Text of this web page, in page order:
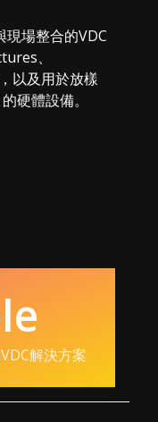
場整合的VDC
、
以及用於放樣
硬體設備。
解決方案